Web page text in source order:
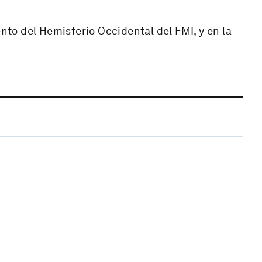
del Hemisferio Occidental del FMI, y en la